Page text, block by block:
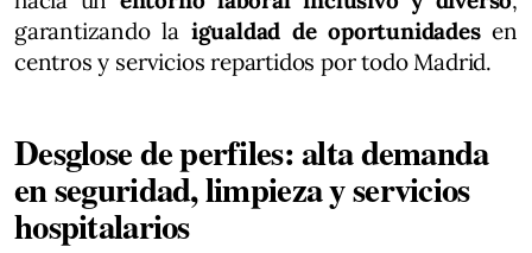
garantizando la igualdad de oportunidadesen
centros y servicios repartidos por todo Madrid.
Desglose de perfiles: alta demanda
en seguridad, limpieza y servicios
hospitalarios